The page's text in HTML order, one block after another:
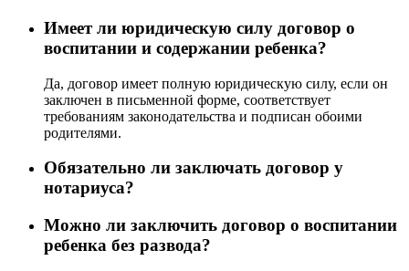
Имеет ли юридическую силу договор о
воспитании и содержании ребенка?
Да, договор имеет полную юридическую силу, если он
заключен в письменной форме, соответствует
требованиям законодательства и подписан обоими
родителями.
Обязательно ли заключать договор у
нотариуса?
Можно ли заключить договор о воспитании
ребенка без развода?